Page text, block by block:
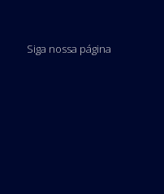
Siga nossa página